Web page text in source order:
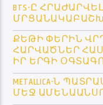
BTS-Ը
ՔԵԹԻ ՓԵՐԻՆ
ՀԱՐՎԱԾՆԵՐ
ԻՐ ԵՐԳԻ
METALLICA-Ն
ՄԵՋ